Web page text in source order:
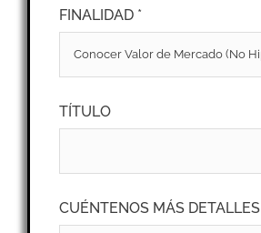
FINALIDAD *
TÍTULO
CUÉNTENOS MÁS DETALLES